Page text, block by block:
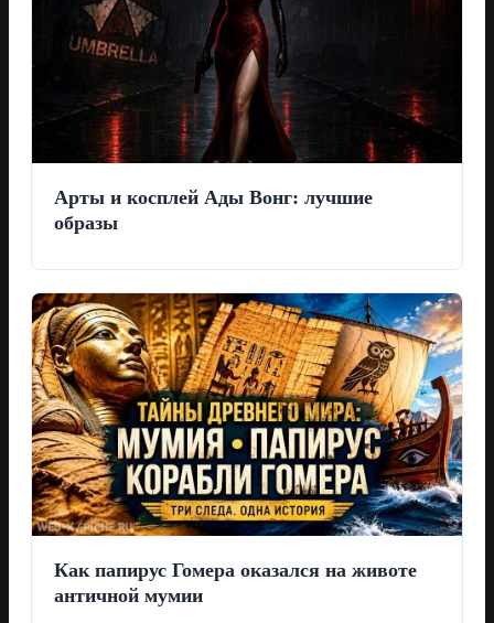
Арты и косплей Ады Вонг: лучшие
образы
Как папирус Гомера оказался на животе
античной мумии